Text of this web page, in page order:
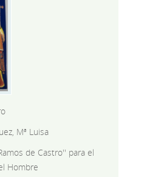
Mª Luisa
de Castro'' para el
Hombre